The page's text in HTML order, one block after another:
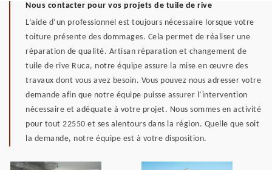
Nous contacter pour vos projets de tuile de rive
L’aide d’un professionnel est toujours nécessaire lorsque votre
toiture présente des dommages. Cela permet de réaliser une
réparation de qualité. Artisan réparation et changement de
tuile de rive Ruca, notre équipe assure la mise en œuvre des
travaux dont vous avez besoin. Vous pouvez nous adresser votre
demande afin que notre équipe puisse assurer l’intervention
nécessaire et adéquate à votre projet. Nous sommes en activité
pour tout 22550 et ses alentours dans la région. Quelle que soit
la demande, notre équipe est à votre disposition.